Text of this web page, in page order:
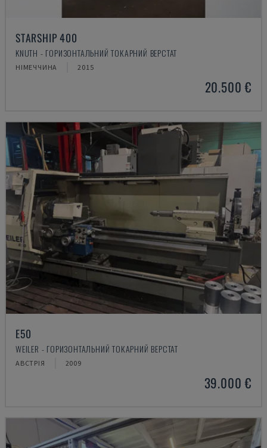
STARSHIP 400
KNUTH - ГОРИЗОНТАЛЬНИЙ ТОКАРНИЙ ВЕРСТАТ
НІМЕЧЧИНА 2015
20.500 €
E50
WEILER - ГОРИЗОНТАЛЬНИЙ ТОКАРНИЙ ВЕРСТАТ
АВСТРІЯ 2009
39.000 €